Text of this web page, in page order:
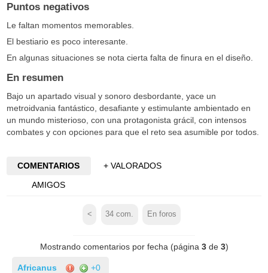
Puntos negativos
Le faltan momentos memorables.
El bestiario es poco interesante.
En algunas situaciones se nota cierta falta de finura en el diseño.
En resumen
Bajo un apartado visual y sonoro desbordante, yace un
metroidvania fantástico, desafiante y estimulante ambientado en
un mundo misterioso, con una protagonista grácil, con intensos
combates y con opciones para que el reto sea asumible por todos.
COMENTARIOS
+ VALORADOS
AMIGOS
< 34 com. En foros
Mostrando comentarios por fecha (página 3de 3)
Africanus +0